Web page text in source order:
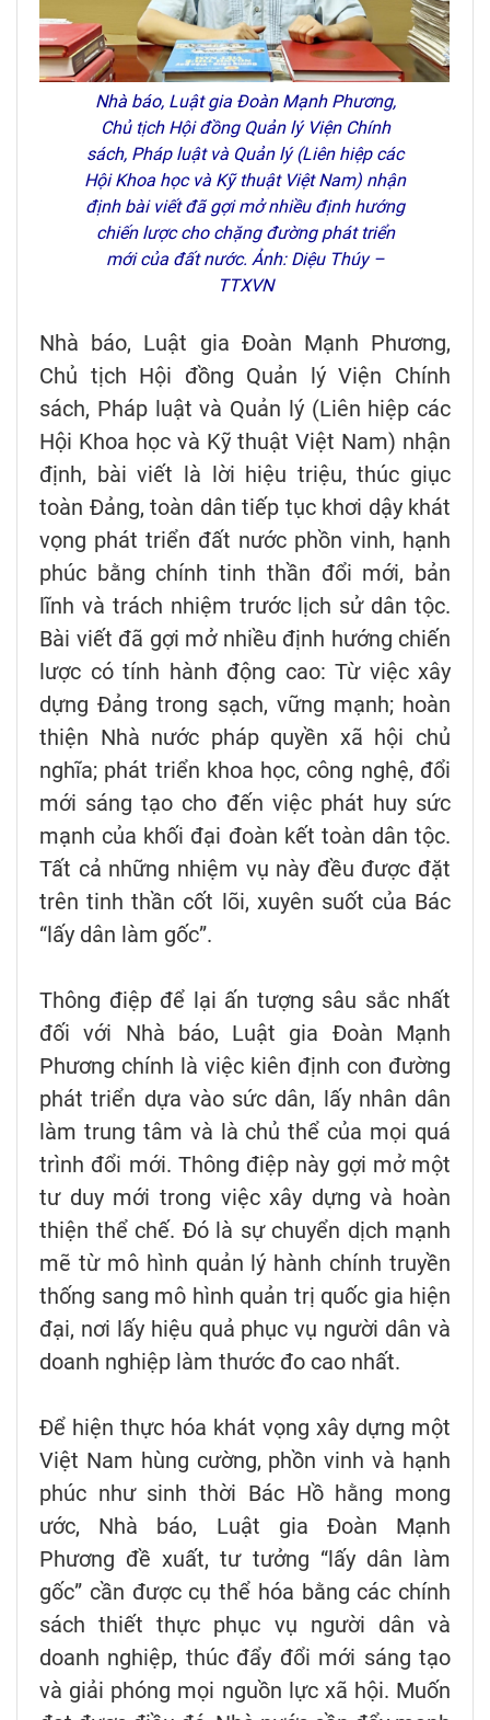
Nhà báo, Luật gia Đoàn Mạnh Phương,
Chủ tịch Hội đồng Quản lý Viện Chính
sách, Pháp luật và Quản lý (Liên hiệp các
Hội Khoa học và Kỹ thuật Việt Nam) nhận
định bài viết đã gợi mở nhiều định hướng
chiến lược cho chặng đường phát triển
mới của đất nước. Ảnh: Diệu Thúy –
TTXVN
Nhà báo, Luật gia Đoàn Mạnh Phương,
Chủ tịch Hội đồng Quản lý Viện Chính
sách, Pháp luật và Quản lý (Liên hiệp các
Hội Khoa học và Kỹ thuật Việt Nam) nhận
định, bài viết là lời hiệu triệu, thúc giục
toàn Đảng, toàn dân tiếp tục khơi dậy khát
vọng phát triển đất nước phồn vinh, hạnh
phúc bằng chính tinh thần đổi mới, bản
lĩnh và trách nhiệm trước lịch sử dân tộc.
Bài viết đã gợi mở nhiều định hướng chiến
lược có tính hành động cao: Từ việc xây
dựng Đảng trong sạch, vững mạnh; hoàn
thiện Nhà nước pháp quyền xã hội chủ
nghĩa; phát triển khoa học, công nghệ, đổi
mới sáng tạo cho đến việc phát huy sức
mạnh của khối đại đoàn kết toàn dân tộc.
Tất cả những nhiệm vụ này đều được đặt
trên tinh thần cốt lõi, xuyên suốt của Bác
“lấy dân làm gốc”.
Thông điệp để lại ấn tượng sâu sắc nhất
đối với Nhà báo, Luật gia Đoàn Mạnh
Phương chính là việc kiên định con đường
phát triển dựa vào sức dân, lấy nhân dân
làm trung tâm và là chủ thể của mọi quá
trình đổi mới. Thông điệp này gợi mở một
tư duy mới trong việc xây dựng và hoàn
thiện thể chế. Đó là sự chuyển dịch mạnh
mẽ từ mô hình quản lý hành chính truyền
thống sang mô hình quản trị quốc gia hiện
đại, nơi lấy hiệu quả phục vụ người dân và
doanh nghiệp làm thước đo cao nhất.
Để hiện thực hóa khát vọng xây dựng một
Việt Nam hùng cường, phồn vinh và hạnh
phúc như sinh thời Bác Hồ hằng mong
ước, Nhà báo, Luật gia Đoàn Mạnh
Phương đề xuất, tư tưởng “lấy dân làm
gốc” cần được cụ thể hóa bằng các chính
sách thiết thực phục vụ người dân và
doanh nghiệp, thúc đẩy đổi mới sáng tạo
và giải phóng mọi nguồn lực xã hội. Muốn